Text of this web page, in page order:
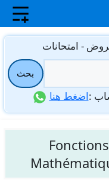
- امتحانات
بحث
:اضغط هنا